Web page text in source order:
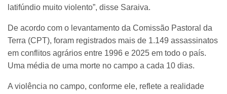
latifúndio muito violento”, disse Saraiva.
De acordo com o levantamento da Comissão Pastoral da
Terra (CPT), foram registrados mais de 1.149 assassinatos
em conflitos agrários entre 1996 e 2025 em todo o país.
Uma média de uma morte no campo a cada 10 dias.
A violência no campo, conforme ele, reflete a realidade